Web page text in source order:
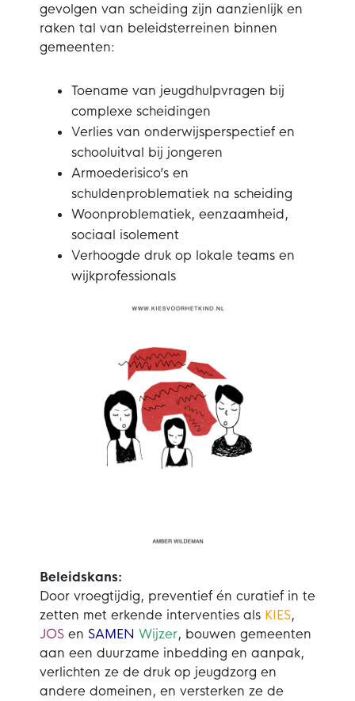
gevolgen van scheiding zijn aanzienlijk en
raken tal van beleidsterreinen binnen
gemeenten:
Toename van jeugdhulpvragen bij
complexe scheidingen
Verlies van onderwijsperspectief en
schooluitval bij jongeren
Armoederisico’s en
schuldenproblematiek na scheiding
Woonproblematiek, eenzaamheid,
sociaal isolement
Verhoogde druk op lokale teams en
wijkprofessionals
Beleidskans:
Door vroegtijdig, preventief én curatief in te
zetten met erkende interventies als KIES,
JOS en SAMEN Wijzer, bouwen gemeenten
aan een duurzame inbedding en aanpak,
verlichten ze de druk op jeugdzorg en
andere domeinen, en versterken ze de